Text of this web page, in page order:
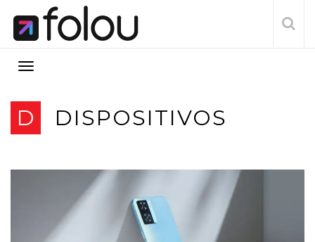
D DISPOSITIVOS